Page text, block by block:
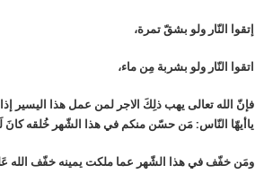
إتقوا النّار ولو بشقّ تمرة،
اتقوا النّار ولو بشربة مِن ماء،
فإنّ الله تعالى يهب ذلِكَ الاجر لمن عمل هذا اليسير
ياأيهّا النّاس: مَن حسّن منكم في هذا الشّهر خُلقه كانَ
ومَن خفّف في هذا الشّهر عما ملكت يمينه خفّف الله